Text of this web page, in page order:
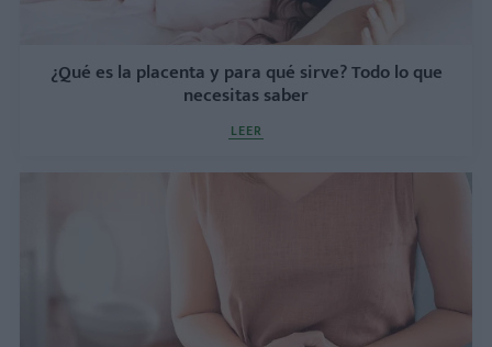
¿Qué es la placenta y para qué sirve? Todo lo que
necesitas saber
LEER